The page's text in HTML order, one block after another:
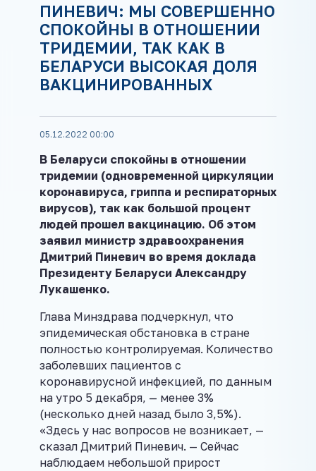
ПИНЕВИЧ: МЫ СОВЕРШЕННО
СПОКОЙНЫ В ОТНОШЕНИИ
ТРИДЕМИИ, ТАК КАК В
БЕЛАРУСИ ВЫСОКАЯ ДОЛЯ
ВАКЦИНИРОВАННЫХ
05.12.2022 00:00
В Беларуси спокойны в отношении
тридемии (одновременной циркуляции
коронавируса, гриппа и респираторных
вирусов), так как большой процент
людей прошел вакцинацию. Об этом
заявил министр здравоохранения
Дмитрий Пиневич во время доклада
Президенту Беларуси Александру
Лукашенко.
Глава Минздрава подчеркнул, что
эпидемическая обстановка в стране
полностью контролируемая. Количество
заболевших пациентов с
коронавирусной инфекцией, по данным
на утро 5 декабря, — менее 3%
(несколько дней назад было 3,5%).
«Здесь у нас вопросов не возникает, —
сказал Дмитрий Пиневич. — Сейчас
наблюдаем небольшой прирост